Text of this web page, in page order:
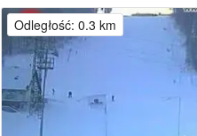
Odległość: 0.3 km